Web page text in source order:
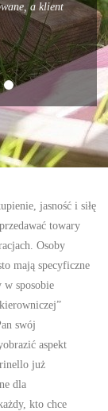
a klient
jasność i siłę
towary
Osoby
mają specyficzne
w sposobie
swój
aspekt
już
dla
kto chce